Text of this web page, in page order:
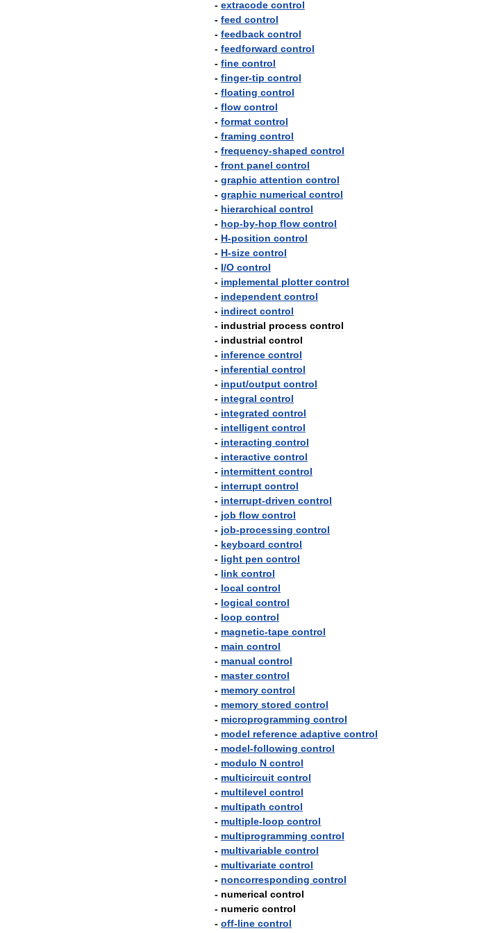
- extracode control
- feed control
- feedback control
- feedforward control
- fine control
- finger-tip control
- floating control
- flow control
- format control
- framing control
- frequency-shaped control
- front panel control
- graphic attention control
- graphic numerical control
- hierarchical control
- hop-by-hop flow control
- H-position control
- H-size control
- I/O control
- implemental plotter control
- independent control
- indirect control
- industrial process control
- industrial control
- inference control
- inferential control
- input/output control
- integral control
- integrated control
- intelligent control
- interacting control
- interactive control
- intermittent control
- interrupt control
- interrupt-driven control
- job flow control
- job-processing control
- keyboard control
- light pen control
- link control
- local control
- logical control
- loop control
- magnetic-tape control
- main control
- manual control
- master control
- memory control
- memory stored control
- microprogramming control
- model reference adaptive control
- model-following control
- modulo N control
- multicircuit control
- multilevel control
- multipath control
- multiple-loop control
- multiprogramming control
- multivariable control
- multivariate control
- noncorresponding control
- numerical control
- numeric control
- off-line control